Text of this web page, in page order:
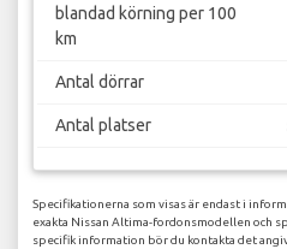
blandad körning per 100
km
Antal dörrar
Antal platser
Specifikationerna som visas är endast i
exakta Nissan Altima-fordonsmodellen och
specifik information bör du kontakta det